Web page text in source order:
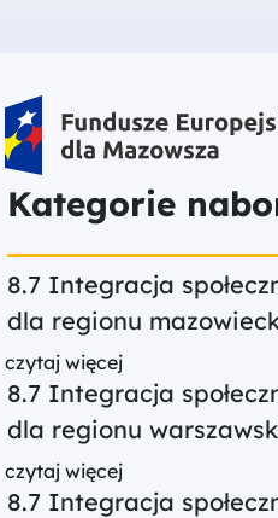
Fundusze Europejskie
Kategorie
8.7 Integracja
dla regionu
czytaj więcej
8.7 Integracja
dla regionu
czytaj więcej
8.7 Integracja